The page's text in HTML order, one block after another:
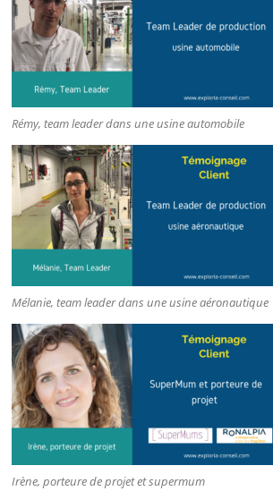
Rémy, team leader dans une usine automobile
Mélanie, team leader dans une usine aéronautique
Irène, porteure de projet et supermum